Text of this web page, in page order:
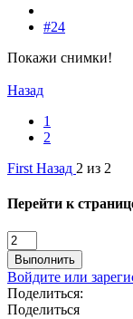
#24
Покажи снимки!
Назад
1
2
First Назад 2 из 2
Перейти к
Выполнить
Войдите или
Поделиться:
Поделиться